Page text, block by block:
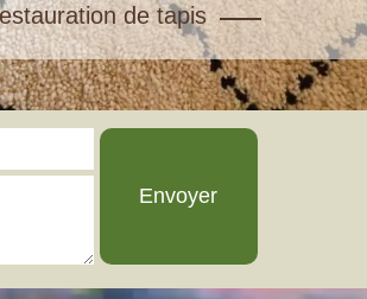
de tapis